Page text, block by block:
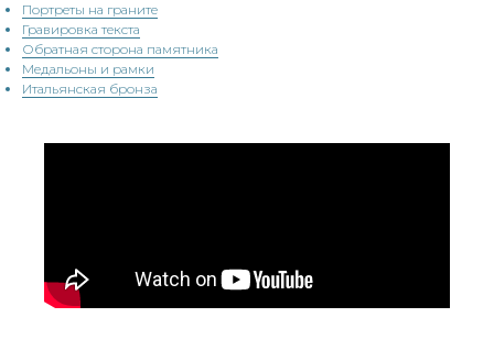
Портреты на граните
Гравировка текста
Обратная сторона памятника
Медальоны и рамки
Итальянская бронза